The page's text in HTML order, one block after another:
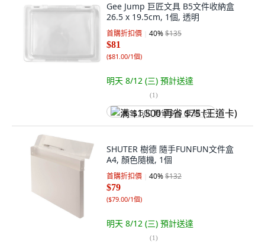
Gee Jump 巨匠文具 B5文件收納盒
26.5 x 19.5cm, 1個, 透明
首購折扣價 40%$135
$81
($81.00/1個)
明天 8/12 (三) 預計送達
(1)
满 $1,500 再省 $75 (王道卡)
SHUTER 樹德 隨手FUNFUN文件盒
A4, 顏色隨機, 1個
首購折扣價 40%$132
$79
($79.00/1個)
明天 8/12 (三) 預計送達
(1)